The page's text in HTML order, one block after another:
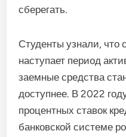
сберегать.
Студенты узнали, что
наступает период
заемные средства
доступнее. В 2022
процентных ставок
банковской системе